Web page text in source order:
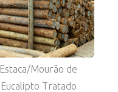
Estaca/Mourão de
Eucalipto Tratado